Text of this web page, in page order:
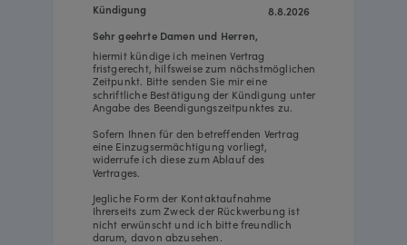
8.8.2026
hiermit kündige ich meinen Vertrag
fristgerecht, hilfsweise zum nächstmöglichen
Zeitpunkt. Bitte senden Sie mir eine
schriftliche Bestätigung der Kündigung unter
Angabe des Beendigungszeitpunktes zu.
Sofern Ihnen für den betreffenden Vertrag
eine Einzugsermächtigung vorliegt,
widerrufe ich diese zum Ablauf des
Vertrages.
Jegliche Form der Kontaktaufnahme
Ihrerseits zum Zweck der Rückwerbung ist
nicht erwünscht und ich bitte freundlich
darum, davon abzusehen.
Sehr geehrte Damen und Herren,
Kündigung